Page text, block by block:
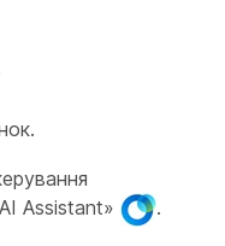
Assistant»
.